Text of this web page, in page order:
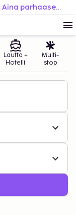
Varaa helposti. Matkusta joustavasti. Aina parhaaseen hintaan.
Lautta +
Hotelli
Multi-
stop